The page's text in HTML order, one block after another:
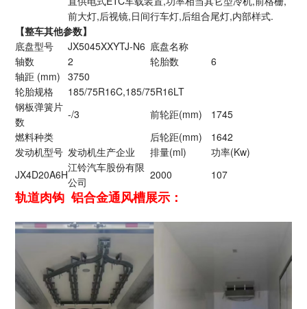
前大灯,后视镜,日间行车灯,后组合尾灯,内部样式.
【整车其他参数】
底盘型号
JX5045XXYTJ-N6 底盘名称
轴数
2 轮胎数
6
轴距 (mm)
3750
轮胎规格
185/75R16C,185/75R16LT
钢板弹簧片
数
-/3 前轮距(mm)
1745
燃料种类
后轮距(mm)
1642
发动机型号 发动机生产企业 排量(ml)
功率(Kw)
JX4D20A6H
江铃汽车股份有限
公司
2000 107
轨道肉钩 铝合金通风槽展示：